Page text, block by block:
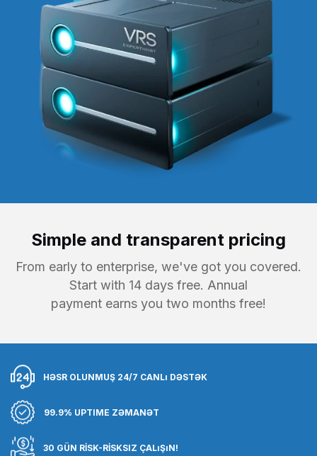
Simple and transparent pricing
From early to enterprise, we've got you covered.
Start with 14 days free. Annual
payment earns you two months free!
HƏSR OLUNMUŞ 24/7 CANLı DƏSTƏK
99.9% UPTIME ZƏMANƏT
30 GÜN RİSK-RİSKSIZ ÇALıŞıN!